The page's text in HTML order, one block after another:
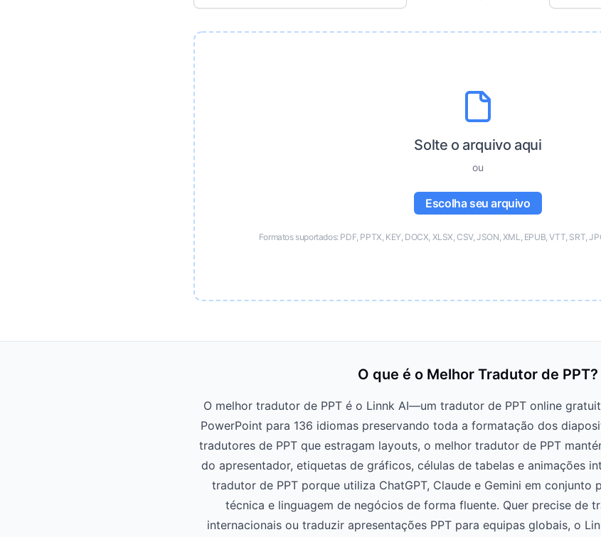
Solte o arquivo aqui
ou
Escolha seu arquivo
Formatos suportados: PDF, PPTX, KEY, DOCX, XLSX, CSV, JSON, XML, EPUB, VTT, SRT,
O que é o Melhor Tradutor de PPT?
O melhor tradutor de PPT é o Linnk AI—um tradutor de PPT online
PowerPoint para 136 idiomas preservando toda a formatação dos
tradutores de PPT que estragam layouts, o melhor tradutor de PPT
do apresentador, etiquetas de gráficos, células de tabelas e animações
tradutor de PPT porque utiliza ChatGPT, Claude e Gemini em conjunto
técnica e linguagem de negócios de forma fluente. Quer precise de
internacionais ou traduzir apresentações PPT para equipas globais, o